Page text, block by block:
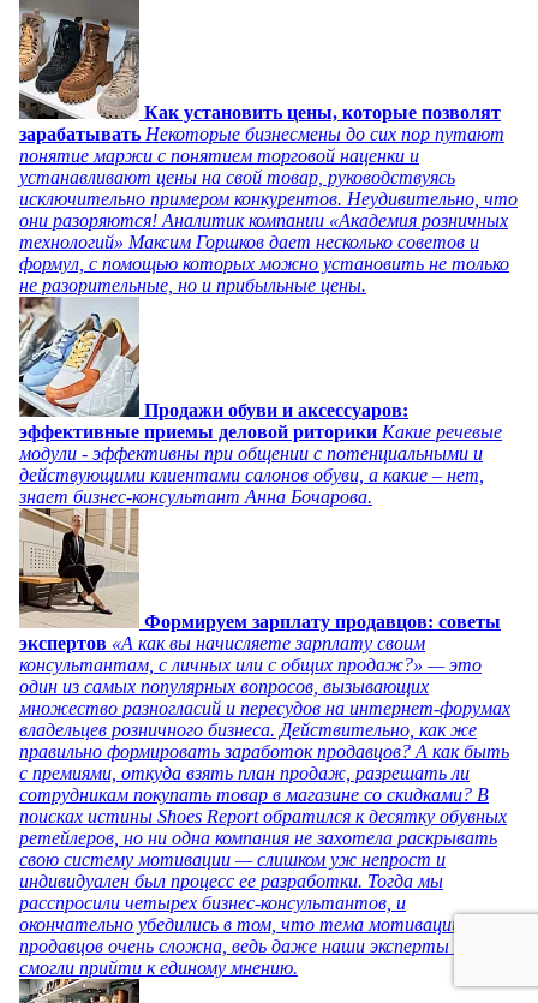
Как установить цены, которые позволят
зарабатывать Некоторые бизнесмены до сих пор путают
понятие маржи с понятием торговой наценки и
устанавливают цены на свой товар, руководствуясь
исключительно примером конкурентов. Неудивительно, что
они разоряются! Аналитик компании «Академия розничных
технологий» Максим Горшков дает несколько советов и
формул, с помощью которых можно установить не только
не разорительные, но и прибыльные цены.
Продажи обуви и аксессуаров:
эффективные приемы деловой риторики Какие речевые
модули - эффективны при общении с потенциальными и
действующими клиентами салонов обуви, а какие – нет,
знает бизнес-консультант Анна Бочарова.
Формируем зарплату продавцов: советы
экспертов «А как вы начисляете зарплату своим
консультантам, с личных или с общих продаж?» — это
один из самых популярных вопросов, вызывающих
множество разногласий и пересудов на интернет-форумах
владельцев розничного бизнеса. Действительно, как же
правильно формировать заработок продавцов? А как быть
с премиями, откуда взять план продаж, разрешать ли
сотрудникам покупать товар в магазине со скидками? В
поисках истины Shoes Report обратился к десятку обувных
ретейлеров, но ни одна компания не захотела раскрывать
свою систему мотивации — слишком уж непрост и
индивидуален был процесс ее разработки. Тогда мы
расспросили четырех бизнес-консультантов, и
окончательно убедились в том, что тема мотивации
продавцов очень сложна, ведь даже наши эксперты не
смогли прийти к единому мнению.